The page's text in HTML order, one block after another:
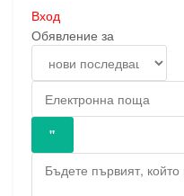
Вход
Обявление за